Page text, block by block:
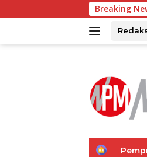
ke
Breaking
Ketua MKKS SMK se-Kota
H